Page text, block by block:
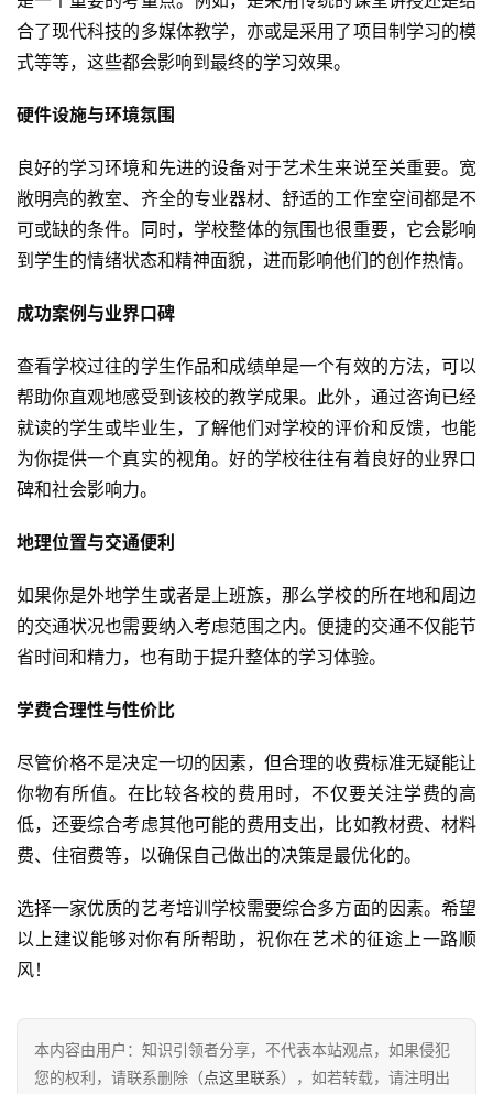
合了现代科技的多媒体教学，亦或是采用了项目制学习的模
式等等，这些都会影响到最终的学习效果。
硬件设施与环境氛围
良好的学习环境和先进的设备对于艺术生来说至关重要。宽
敞明亮的教室、齐全的专业器材、舒适的工作室空间都是不
可或缺的条件。同时，学校整体的氛围也很重要，它会影响
到学生的情绪状态和精神面貌，进而影响他们的创作热情。
成功案例与业界口碑
查看学校过往的学生作品和成绩单是一个有效的方法，可以
帮助你直观地感受到该校的教学成果。此外，通过咨询已经
就读的学生或毕业生，了解他们对学校的评价和反馈，也能
为你提供一个真实的视角。好的学校往往有着良好的业界口
碑和社会影响力。
地理位置与交通便利
如果你是外地学生或者是上班族，那么学校的所在地和周边
的交通状况也需要纳入考虑范围之内。便捷的交通不仅能节
省时间和精力，也有助于提升整体的学习体验。
学费合理性与性价比
尽管价格不是决定一切的因素，但合理的收费标准无疑能让
你物有所值。在比较各校的费用时，不仅要关注学费的高
低，还要综合考虑其他可能的费用支出，比如教材费、材料
费、住宿费等，以确保自己做出的决策是最优化的。
选择一家优质的艺考培训学校需要综合多方面的因素。希望
以上建议能够对你有所帮助，祝你在艺术的征途上一路顺
风！
本内容由用户：知识引领者分享，不代表本站观点，如果侵犯
您的权利，请联系删除（点这里联系），如若转载，请注明出